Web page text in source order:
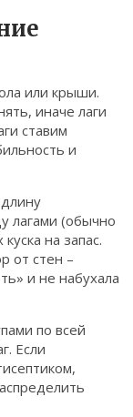
или крыши.
иначе лаги
ставим
и
лагами (обычно
на запас.
от стен –
и не набухала
по всей
Если